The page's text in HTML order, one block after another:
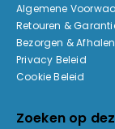
Algemene
Retouren &
Bezorgen & Afhalen
Privacy Beleid
Cookie Beleid
Zoeken op